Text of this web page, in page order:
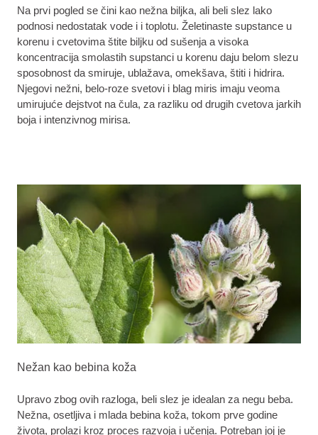
Na prvi pogled se čini kao nežna biljka, ali beli slez lako
podnosi nedostatak vode i i toplotu. Želetinaste supstance u
korenu i cvetovima štite biljku od sušenja a visoka
koncentracija smolastih supstanci u korenu daju belom slezu
sposobnost da smiruje, ublažava, omekšava, štiti i hidrira.
Njegovi nežni, belo-roze svetovi i blag miris imaju veoma
umirujuće dejstvot na čula, za razliku od drugih cvetova jarkih
boja i intenzivnog mirisa.
Nežan kao bebina koža
Upravo zbog ovih razloga, beli slez je idealan za negu beba.
Nežna, osetljiva i mlada bebina koža, tokom prve godine
života, prolazi kroz proces razvoja i učenja. Potreban joj je